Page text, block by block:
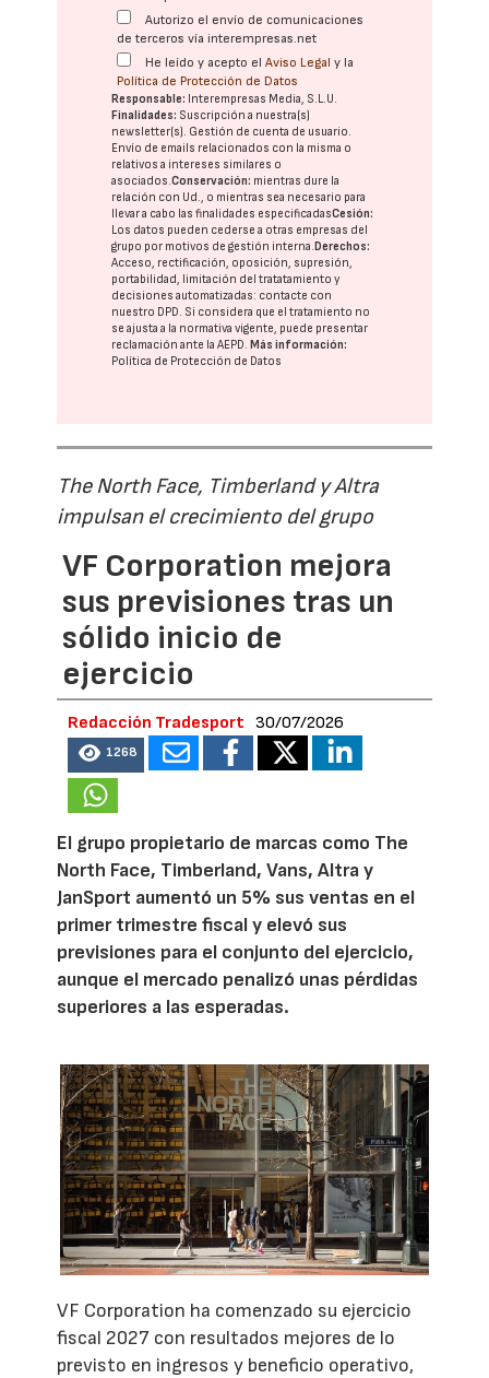
Autorizo el envío de comunicaciones
de terceros vía interempresas.net
He leído y acepto elAviso Legal y la
Política de Protección de Datos
Responsable: Interempresas Media, S.L.U.
Finalidades: Suscripción a nuestra(s)
newsletter(s). Gestión de cuenta de usuario.
Envío de emails relacionados con la misma o
relativos a intereses similares o
asociados.Conservación: mientras dure la
relación con Ud., o mientras sea necesario para
llevar a cabo las finalidades especificadasCesión:
Los datos pueden cederse a otras empresas del
grupo por motivos de gestión interna. Derechos:
Acceso, rectificación, oposición, supresión,
portabilidad, limitación del tratatamiento y
decisiones automatizadas: contacte con
nuestro DPD. Si considera que el tratamiento no
se ajusta a la normativa vigente, puede presentar
reclamación ante laAEPD. Más información:
Política de Protección de Datos
The North Face, Timberland y Altra
impulsan el crecimiento del grupo
VF Corporation mejora
sus previsiones tras un
sólido inicio de
ejercicio
Redacción Tradesport 30/07/2026
1268
El grupo propietario de marcas como The
North Face, Timberland, Vans, Altra y
JanSport aumentó un 5% sus ventas en el
primer trimestre fiscal y elevó sus
previsiones para el conjunto del ejercicio,
aunque el mercado penalizó unas pérdidas
superiores a las esperadas.
VF Corporation ha comenzado su ejercicio
fiscal 2027 con resultados mejores de lo
previsto en ingresos y beneficio operativo,